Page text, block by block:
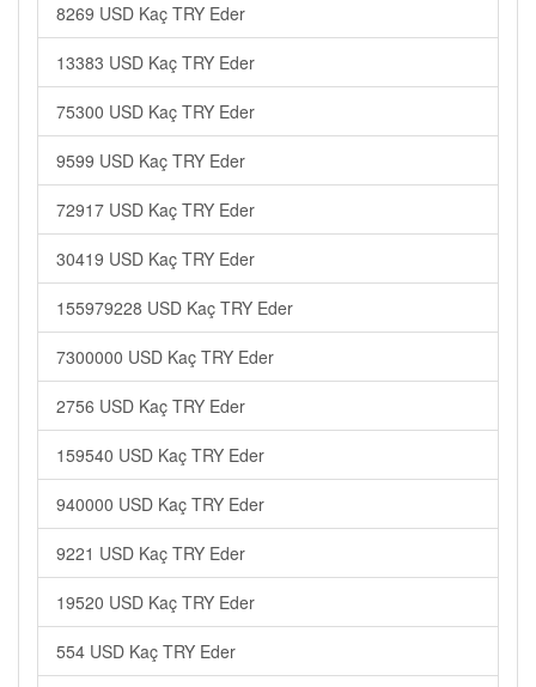
8269 USD Kaç TRY Eder
13383 USD Kaç TRY Eder
75300 USD Kaç TRY Eder
9599 USD Kaç TRY Eder
72917 USD Kaç TRY Eder
30419 USD Kaç TRY Eder
155979228 USD Kaç TRY Eder
7300000 USD Kaç TRY Eder
2756 USD Kaç TRY Eder
159540 USD Kaç TRY Eder
940000 USD Kaç TRY Eder
9221 USD Kaç TRY Eder
19520 USD Kaç TRY Eder
554 USD Kaç TRY Eder